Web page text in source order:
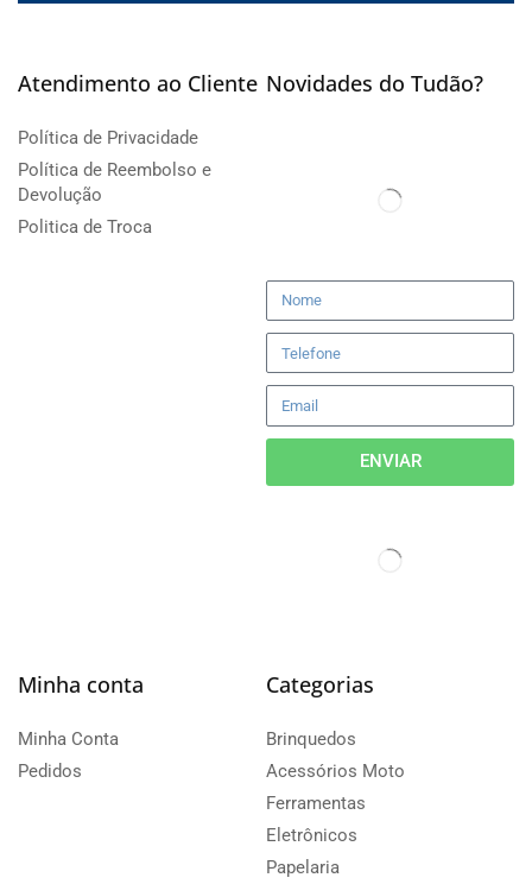
Atendimento ao Cliente
Política de Privacidade
Política de Reembolso e
Devolução
Politica de Troca
Novidades do Tudão?
ENVIAR
Minha conta
Minha Conta
Pedidos
Categorias
Brinquedos
Acessórios Moto
Ferramentas
Eletrônicos
Papelaria